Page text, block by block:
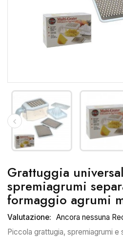
Grattuggia
spremiagrumi
formaggio agrumi
Valutazione: Ancora nessuna
Piccola grattugia, spremiagrumi e